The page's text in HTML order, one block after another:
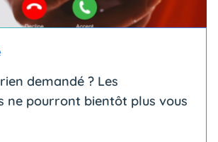
demandé ? Les
ne pourront bientôt plus vous